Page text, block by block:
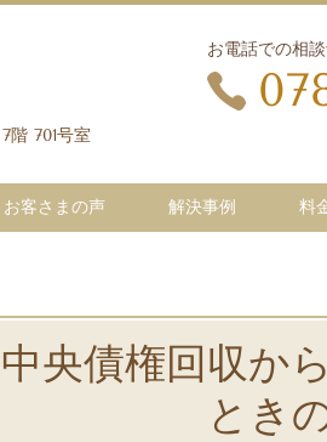
階 701号室
お電話での相
お客さまの声 解決事例 料
中央債権回収か
とき